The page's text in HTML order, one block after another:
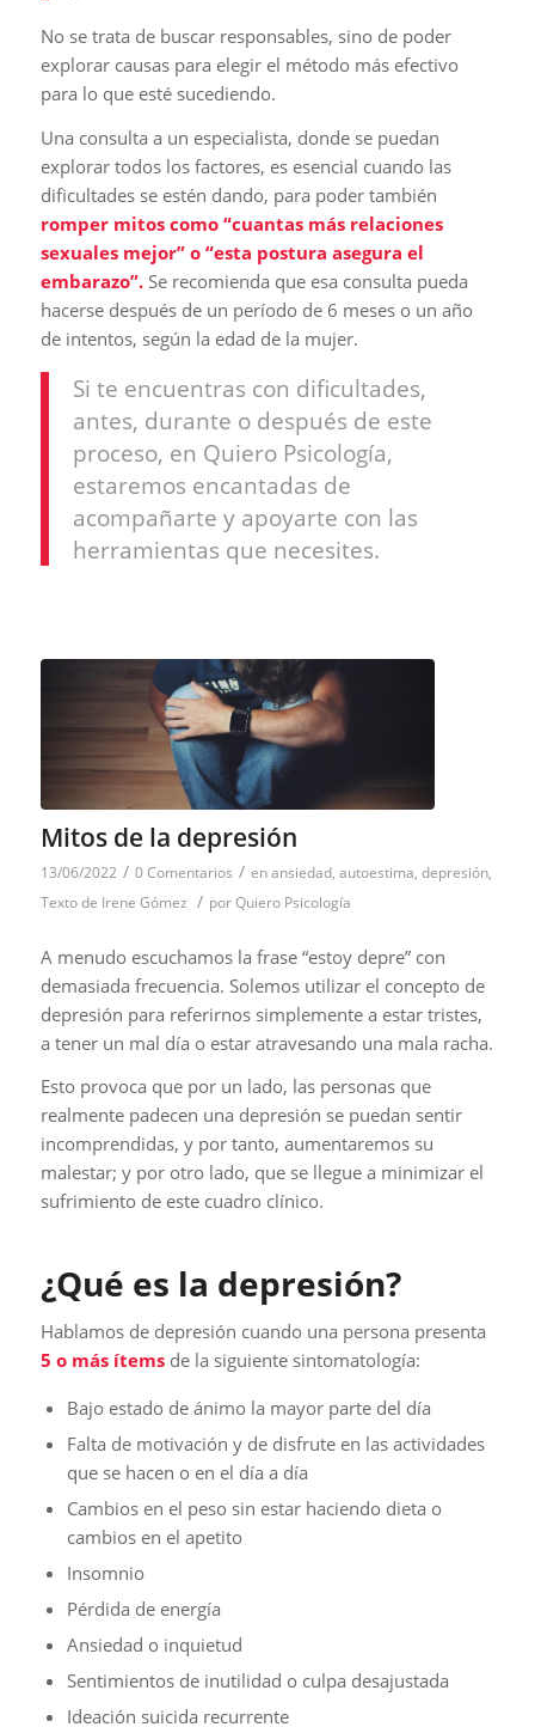
No se trata de buscar responsables, sino de poder
explorar causas para elegir el método más efectivo
para lo que esté sucediendo.
Una consulta a un especialista, donde se puedan
explorar todos los factores, es esencial cuando las
dificultades se estén dando, para poder también
romper mitos como “cuantas más relaciones
sexuales mejor” o “esta postura asegura el
embarazo”.Se recomienda que esa consulta pueda
hacerse después de un período de 6 meses o un año
de intentos, según la edad de la mujer.
Si te encuentras con dificultades,
antes, durante o después de este
proceso, en Quiero Psicología,
estaremos encantadas de
acompañarte y apoyarte con las
herramientas que necesites.
Mitos de la depresión
13/06/2022 / 0 Comentarios / enansiedad, autoestima, depresión,
Texto de Irene Gómez / porQuiero Psicología
A menudo escuchamos la frase “estoy depre” con
demasiada frecuencia. Solemos utilizar el concepto de
depresión para referirnos simplemente a estar tristes,
a tener un mal día o estar atravesando una mala racha.
Esto provoca que por un lado, las personas que
realmente padecen una depresión se puedan sentir
incomprendidas, y por tanto, aumentaremos su
malestar; y por otro lado, que se llegue a minimizar el
sufrimiento de este cuadro clínico.
¿Qué es la depresión?
Hablamos de depresión cuando una persona presenta
5 o más ítemsde la siguiente sintomatología:
Bajo estado de ánimo la mayor parte del día
Falta de motivación y de disfrute en las actividades
que se hacen o en el día a día
Cambios en el peso sin estar haciendo dieta o
cambios en el apetito
Insomnio
Pérdida de energía
Ansiedad o inquietud
Sentimientos de inutilidad o culpa desajustada
Ideación suicida recurrente